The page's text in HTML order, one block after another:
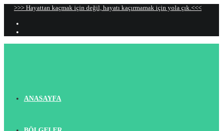
Skip
content
>>> Hayattan kaçmak için değil, hayatı kaçırmamak için yola çık.<<<
ANASAYFA